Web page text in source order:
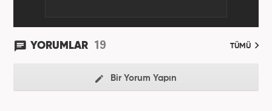
YORUMLAR 19 TÜMÜ
Bir Yorum Yapın